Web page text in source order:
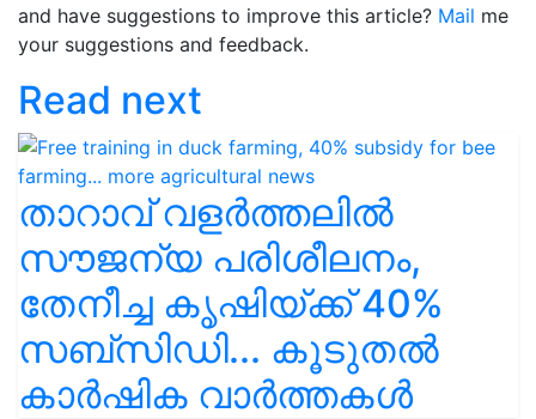
and have suggestions to improve this article? Mail me
your suggestions and feedback.
Read next
താറാവ് വളർത്തലിൽ
സൗജന്യ പരിശീലനം,
തേനീച്ച കൃഷിയ്ക്ക് 40%
സബ്സിഡി... കൂടുതൽ
കാർഷിക വാർത്തകൾ